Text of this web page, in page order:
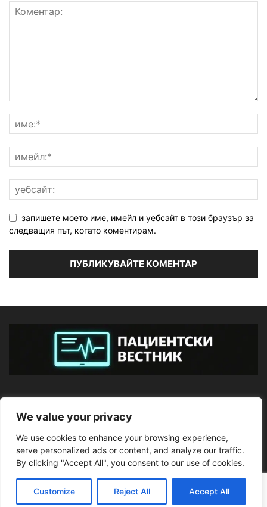
We value your privacy
We use cookies to enhance your browsing experience,
serve personalized ads or content, and analyze our traffic.
By clicking "Accept All", you consent to our use of cookies.
Customize Reject All Accept All
запишете моето име, имейл и уебсайт в този браузър за
следващия път, когато коментирам.
ПОСЛЕДВАЙТЕ НИ